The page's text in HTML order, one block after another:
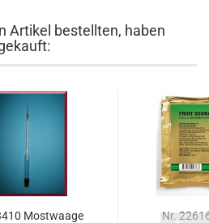
Artikel bestellten, haben
Mostwaage
Nr.